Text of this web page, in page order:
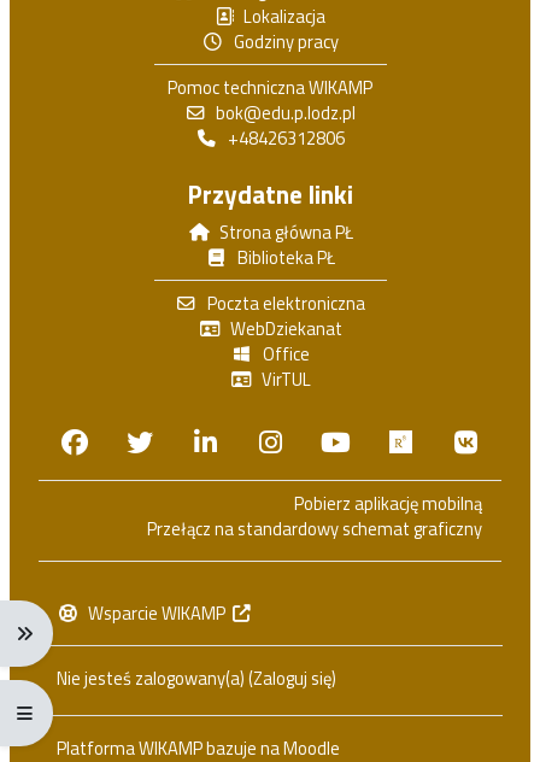
Rozwiń menu nawigacji: Ctrl + Alt + →
Rozwiń menu pełnoekranowe: Ctrl + Alt + f
Lokalizacja
Godziny pracy
Pomoc techniczna WIKAMP
bok@edu.p.lodz.pl
+48426312806
Przydatne linki
Strona główna PŁ
Biblioteka PŁ
Poczta elektroniczna
WebDziekanat
Office
VirTUL
FacebookTwitterLinkedinInstagram
Youtube
Pobierz aplikację mobilną
Przełącz na standardowy schemat graficzny
Wsparcie WIKAMP
Nie jesteś zalogowany(a) (Zaloguj się)
Platforma WIKAMP bazuje naMoodle